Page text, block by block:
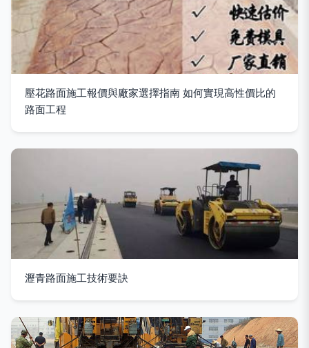
壓花路面施工報價與廠家選擇指南 如何實現高性價比的
路面工程
瀝青路面施工技術要訣